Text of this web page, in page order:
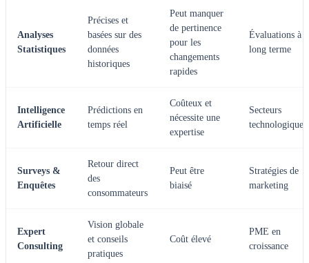
Analyses
Statistiques
Précises et
basées sur des
données
historiques
Peut manquer
de pertinence
pour les
changements
rapides
Évaluations à
long terme
Intelligence
Artificielle
Prédictions en
temps réel
Coûteux et
nécessite une
expertise
Secteurs
technologiques
Surveys &
Enquêtes
Retour direct
des
consommateurs
Peut être
biaisé
Stratégies de
marketing
Expert
Consulting
Vision globale
et conseils
pratiques
Coût élevé
PME en
croissance